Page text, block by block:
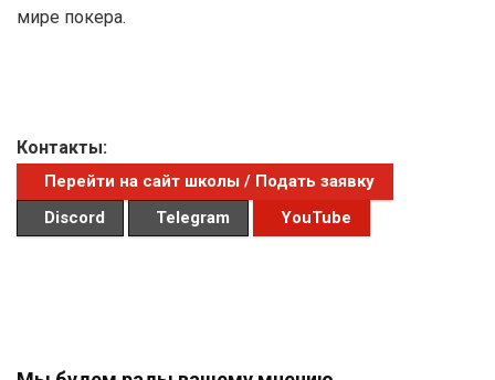
мире покера.
Контакты:
Перейти на сайт школы / Подать заявку
Discord
Telegram YouTube